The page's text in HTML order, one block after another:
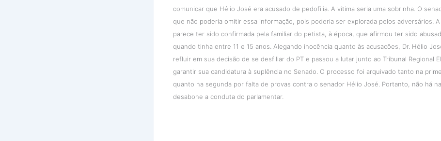
comunicar que Hélio José era acusado de pedofilia. A vítima seria uma sobrinha. O
que não poderia omitir essa informação, pois poderia ser explorada pelos adversários.
parece ter sido confirmada pela familiar do petista, à época, que afirmou ter sido
quando tinha entre 11 e 15 anos. Alegando inocência quanto às acusações, Dr. Hélio
refluir em sua decisão de se desfiliar do PT e passou a lutar junto ao Tribunal Regional
garantir sua candidatura à suplência no Senado. O processo foi arquivado tanto na
quanto na segunda por falta de provas contra o senador Hélio José. Portanto, não há
desabone a conduta do parlamentar.